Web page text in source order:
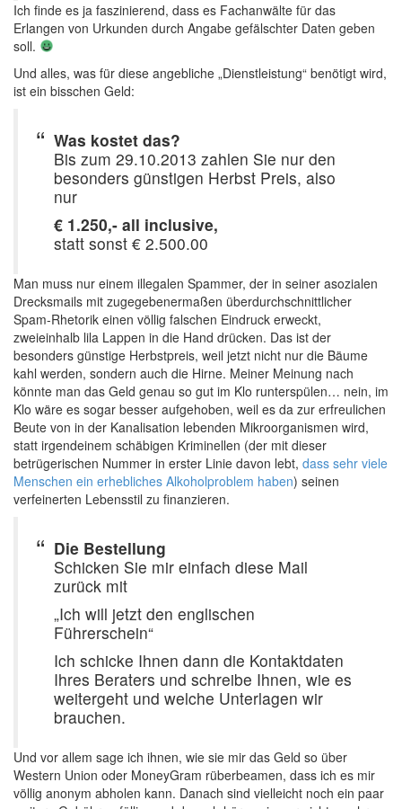
Ich finde es ja faszinierend, dass es Fachanwälte für das
Erlangen von Urkunden durch Angabe gefälschter Daten geben
soll.
Und alles, was für diese angebliche „Dienstleistung“ benötigt wird,
ist ein bisschen Geld:
Was kostet das?
Bis zum 29.10.2013 zahlen Sie nur den
besonders günstigen Herbst Preis, also
nur
€ 1.250,- all inclusive,
statt sonst € 2.500.00
Man muss nur einem illegalen Spammer, der in seiner asozialen
Drecksmails mit zugegebenermaßen überdurchschnittlicher
Spam-Rhetorik einen völlig falschen Eindruck erweckt,
zweieinhalb lila Lappen in die Hand drücken. Das ist der
besonders günstige Herbstpreis, weil jetzt nicht nur die Bäume
kahl werden, sondern auch die Hirne. Meiner Meinung nach
könnte man das Geld genau so gut im Klo runterspülen… nein, im
Klo wäre es sogar besser aufgehoben, weil es da zur erfreulichen
Beute von in der Kanalisation lebenden Mikroorganismen wird,
statt irgendeinem schäbigen Kriminellen (der mit dieser
betrügerischen Nummer in erster Linie davon lebt, dass sehr viele
Menschen ein erhebliches Alkoholproblem haben) seinen
verfeinerten Lebensstil zu finanzieren.
Die Bestellung
Schicken Sie mir einfach diese Mail
zurück mit
„Ich will jetzt den englischen
Führerschein“
Ich schicke Ihnen dann die Kontaktdaten
Ihres Beraters und schreibe Ihnen, wie es
weitergeht und welche Unterlagen wir
brauchen.
Und vor allem sage ich ihnen, wie sie mir das Geld so über
Western Union oder MoneyGram rüberbeamen, dass ich es mir
völlig anonym abholen kann. Danach sind vielleicht noch ein paar